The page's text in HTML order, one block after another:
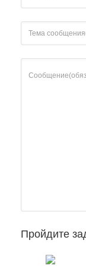
Пройдите